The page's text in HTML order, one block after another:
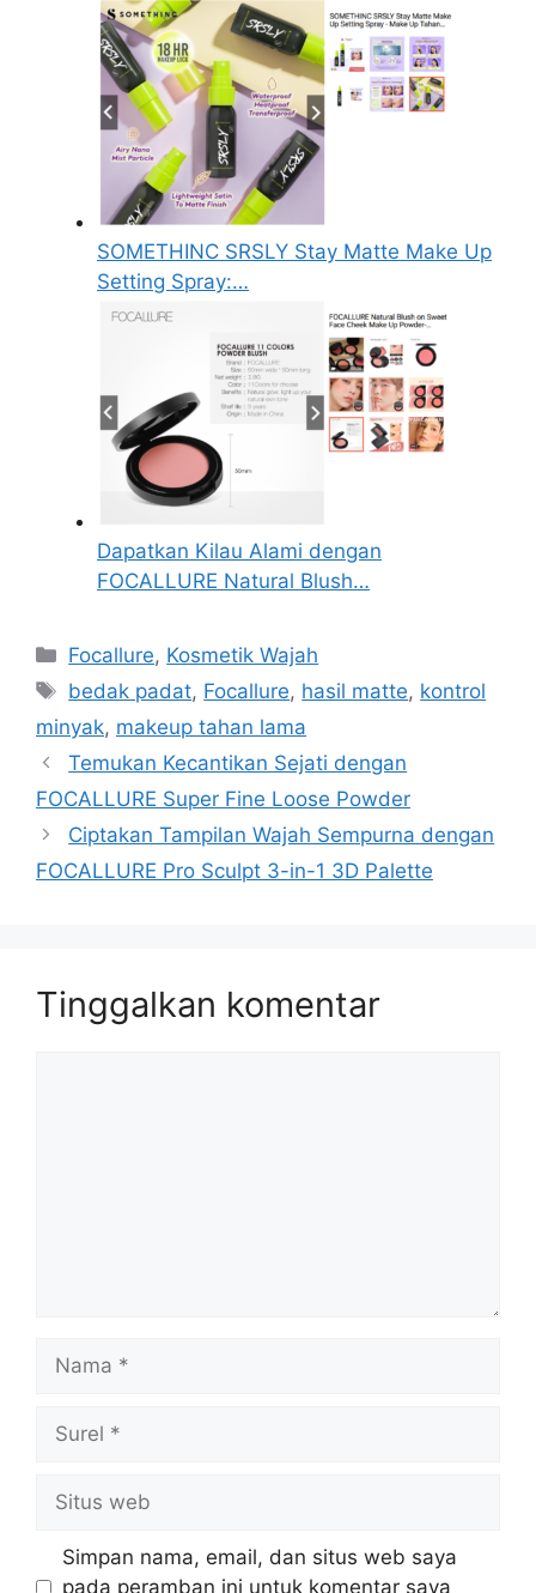
SOMETHINC SRSLY Stay Matte Make Up
Setting Spray:…
Dapatkan Kilau Alami dengan
FOCALLURE Natural Blush…
Kategori
Focallure, Kosmetik Wajah
Tag
bedak padat, Focallure, hasil matte, kontrol
minyak, makeup tahan lama
Temukan Kecantikan Sejati dengan
FOCALLURE Super Fine Loose Powder
Ciptakan Tampilan Wajah Sempurna dengan
FOCALLURE Pro Sculpt 3-in-1 3D Palette
Tinggalkan komentar
Nama
Surel
Situs
web
Simpan nama, email, dan situs web saya
pada peramban ini untuk komentar saya